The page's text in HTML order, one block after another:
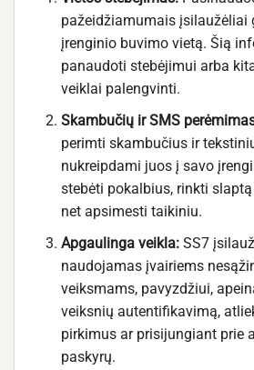
pažeidžiamumais įsilaužėliai
įrenginio buvimo vietą. Šią
panaudoti stebėjimui arba
veiklai palengvinti.
Skambučių ir SMS
perimti skambučius ir
nukreipdami juos į savo
stebėti pokalbius, rinkti
net apsimesti taikiniu.
Apgaulinga veikla:SS7
naudojamas įvairiems
veiksmams, pavyzdžiui,
veiksnių autentifikavimą,
pirkimus ar prisijungiant prie
paskyrų.